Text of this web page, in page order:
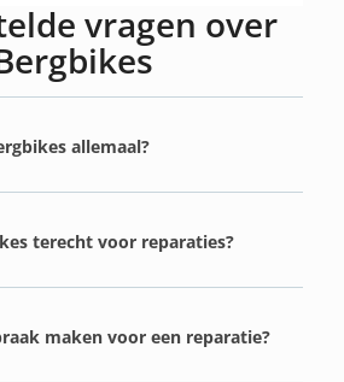
vragen over
allemaal?
terecht voor reparaties?
maken voor een reparatie?